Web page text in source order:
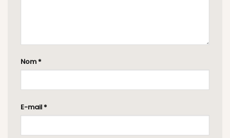
Nom *
E-mail *